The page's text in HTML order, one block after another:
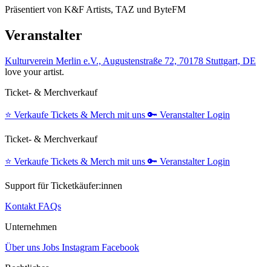
Präsentiert von K&F Artists, TAZ und ByteFM
Veranstalter
Kulturverein Merlin e.V., Augustenstraße 72, 70178 Stuttgart, DE
love your artist.
Ticket- & Merchverkauf
⭐️ Verkaufe Tickets & Merch mit uns 🔑 Veranstalter Login
Ticket- & Merchverkauf
⭐️ Verkaufe Tickets & Merch mit uns 🔑 Veranstalter Login
Support für Ticketkäufer:innen
Kontakt FAQs
Unternehmen
Über uns Jobs Instagram Facebook